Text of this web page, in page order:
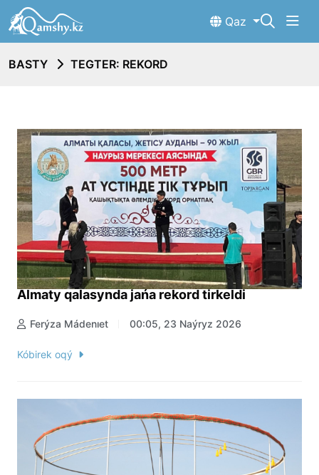
Qaz
BASTY TEGTER: REKORD
Almaty qalasynda jańa rekord tirkeldi
Ferýza Mádenıet 00:05, 23 Naýryz 2026
Kóbirek oqý